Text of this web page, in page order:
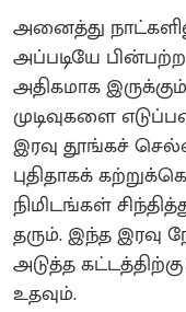
அனைத்து
அப்படியே
அதிகமாக
முடிவுகளை
இரவு தூங்கச்
புதிதாகக்
நிமிடங்கள்
தரும். இந்த
அடுத்த
உதவும்.